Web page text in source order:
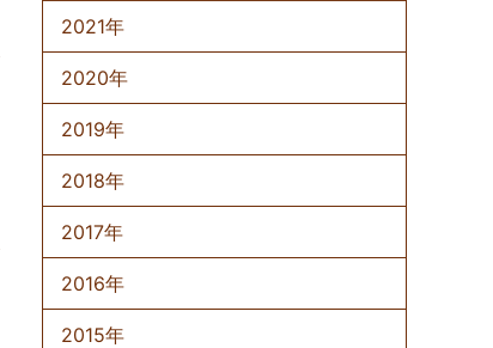
2021年
2020年
2019年
2018年
2017年
2016年
2015年